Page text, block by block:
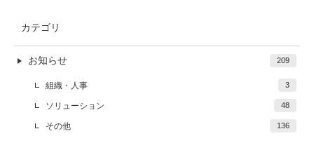
カテゴリ
お知らせ 209
組織・人事 3
ソリューション 48
その他 136